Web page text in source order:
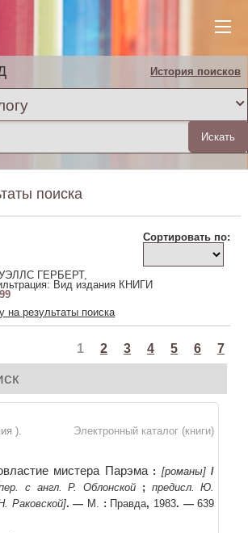
История поисков
поиска
Сортировать по:
ГЕРБЕРТ,
Вид издания КНИГИ
99
на результаты поиска
1 2 3 4 5 6 7
Электронный каталог (книги)
).
мистера Парэма : [романы] /
с англ. Р. Облонской ; предисл. Ю.
Раковской]. — М. : Правда, 1983. —639